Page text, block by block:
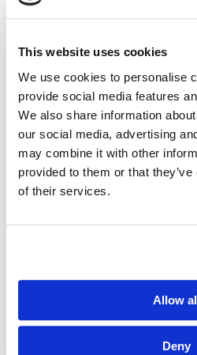
This website uses cookies
We use cookies to personalise
provide social media features
We also share information
our social media, advertising
may combine it with other
provided to them or that
of their services.
Allow
Deny
Dane kontaktowe

ul. Organizacji WiN
91-811 Łódź
 601 098 038